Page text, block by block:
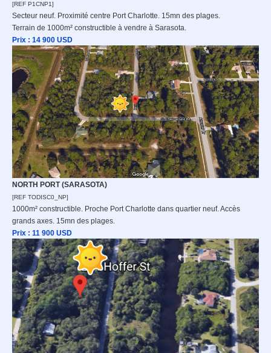
[REF P1CNP1]
Secteur neuf. Proximité centre Port Charlotte. 15mn des plages.
Terrain de 1000m² constructible à vendre à Sarasota.
Prix : 14 900 USD
NORTH PORT (SARASOTA)
[REF TODISC0_NP]
1000m² constructible. Proche Port Charlotte dans quartier neuf. Accès
grands axes. 15mn des plages.
Prix : 11 900 USD